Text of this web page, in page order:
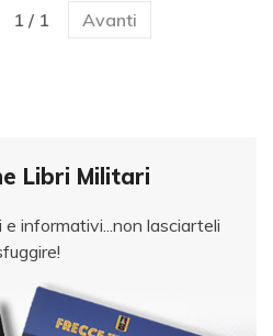
1 / 1 Avanti
Libri Militari
informativi...non lasciarteli